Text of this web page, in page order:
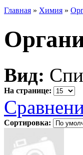
Главная » Химия »
Вид:
На странице:
Сортировка: